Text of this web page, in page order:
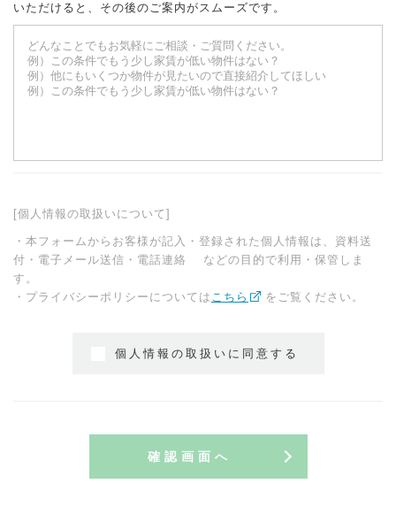
いただけると、その後のご案内がスムーズです。
[個人情報の取扱いについて]
・本フォームからお客様が記入・登録された個人情報は、資料送
付・電子メール送信・電話連絡 などの目的で利用・保管しま
す。
・プライバシーポリシーについては こちら をご覧ください。
個人情報の取扱いに同意する
確認画面へ